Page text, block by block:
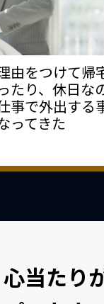
由をつけて帰
たり、休日な
事で外出する
ってきた
心当たり